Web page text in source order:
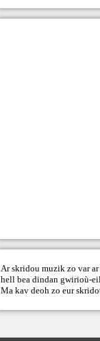
Ar skridou muzik zo var
hell bea dindan gwirioù-
Ma kav deoh zo eur